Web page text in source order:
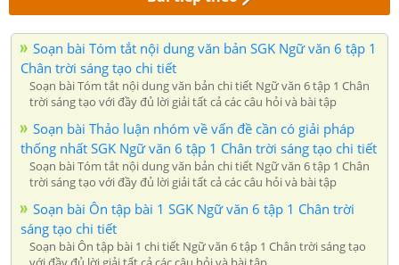
Soạn bài Tóm tắt nội dung văn bản SGK Ngữ văn 6 tập 1
Chân trời sáng tạo chi tiết
Soạn bài Tóm tắt nội dung văn bản chi tiết Ngữ văn 6 tập 1 Chân
trời sáng tạo với đầy đủ lời giải tất cả các câu hỏi và bài tập
Soạn bài Thảo luận nhóm về vấn đề cần có giải pháp
thống nhất SGK Ngữ văn 6 tập 1 Chân trời sáng tạo chi tiết
Soạn bài Tóm tắt nội dung văn bản chi tiết Ngữ văn 6 tập 1 Chân
trời sáng tạo với đầy đủ lời giải tất cả các câu hỏi và bài tập
Soạn bài Ôn tập bài 1 SGK Ngữ văn 6 tập 1 Chân trời
sáng tạo chi tiết
Soạn bài Ôn tập bài 1 chi tiết Ngữ văn 6 tập 1 Chân trời sáng tạo